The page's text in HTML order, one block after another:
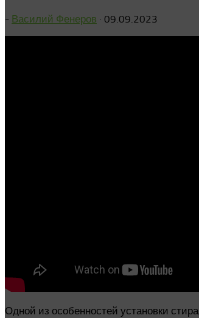
- Василий Фенеров · 09.09.2023
Одной из особенностей установки